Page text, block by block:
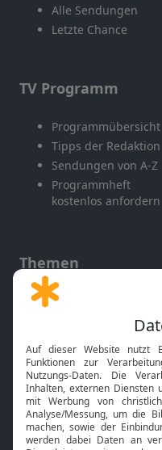
Alle Sendungen
Letzte Chance
TV Programm
Programmübersicht
Tipps der Redaktion
Sendungen von A-Z
Programmheft
kostenlos anfordern
Themen
Gott und Bibel erklärt
Neuigkeiten